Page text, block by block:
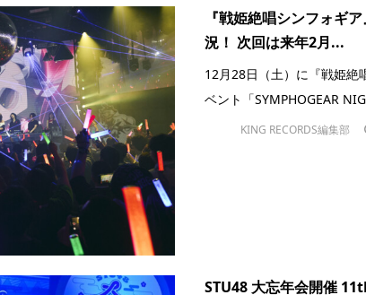
『戦姫絶唱シンフォギ
況！ 次回は来年2月...
12月28日（土）に『戦姫絶
ベント「SYMPHOGEAR
KING RECORDS編集部
STU48 大忘年会開催